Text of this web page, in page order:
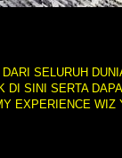
SELURUH
SINI SERTA
EXPERIENCE WIZ